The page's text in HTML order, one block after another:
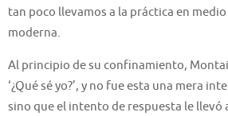
tan poco llevamos a la práctica en
moderna.
Al principio de su confinamiento,
‘¿Qué sé yo?’, y no fue esta una mera
sino que el intento de respuesta le llevó